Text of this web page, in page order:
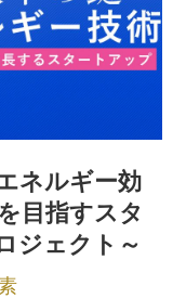
ネルギー効
目指すスタ
ジェクト～